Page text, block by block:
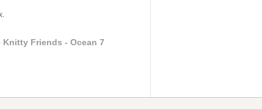
Friends - Ocean 7